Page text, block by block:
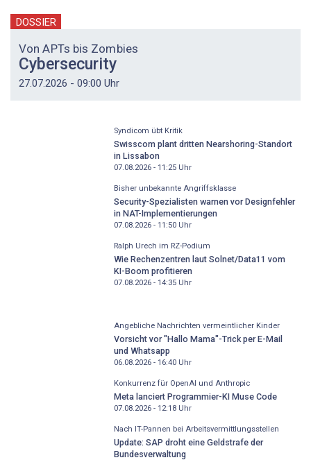
DOSSIER
Von APTs bis Zombies
Cybersecurity
27.07.2026 - 09:00 Uhr
Syndicom übt Kritik
Swisscom plant dritten Nearshoring-Standort
in Lissabon
07.08.2026 - 11:25Uhr
Bisher unbekannte Angriffsklasse
Security-Spezialisten warnen vor Designfehler
in NAT-Implementierungen
07.08.2026 - 11:50Uhr
Ralph Urech im RZ-Podium
Wie Rechenzentren laut Solnet/Data11 vom
KI-Boom profitieren
07.08.2026 - 14:35Uhr
Angebliche Nachrichten vermeintlicher Kinder
Vorsicht vor "Hallo Mama"-Trick per E-Mail
und Whatsapp
06.08.2026 - 16:40Uhr
Konkurrenz für OpenAI und Anthropic
Meta lanciert Programmier-KI Muse Code
07.08.2026 - 12:18Uhr
Nach IT-Pannen bei Arbeitsvermittlungsstellen
Update: SAP droht eine Geldstrafe der
Bundesverwaltung